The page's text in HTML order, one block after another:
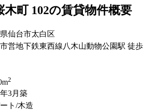
木町 102の賃貸物件概要
仙台市太白区
営地下鉄東西線八木山動物公園駅 徒歩
2
3月築
ト/木造